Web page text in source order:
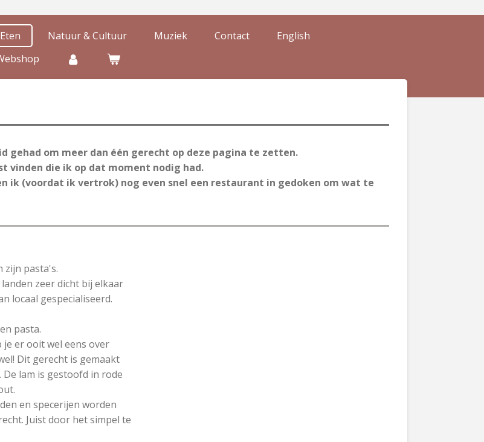
Eten Natuur & Cultuur Muziek Contact
English
gehad om meer dan één gerecht op deze pagina te zetten.
vinden die ik op dat moment nodig had.
ik (voordat ik vertrok) nog even snel een restaurant in gedoken om wat te
zijn pasta's.
zeer dicht bij elkaar
locaal gespecialiseerd.
pasta.
je er ooit wel eens over
Dit gerecht is gemaakt
lam is gestoofd in rode
en specerijen worden
Juist door het simpel te